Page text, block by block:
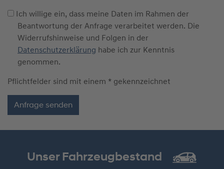
Beantwortung der Anfrage verarbeitet werden. Die
Widerrufshinweise und Folgen in der
Datenschutzerklärung habe ich zur Kenntnis
genommen.
Pflichtfelder sind mit einem * gekennzeichnet
Unser Fahrzeugbestand